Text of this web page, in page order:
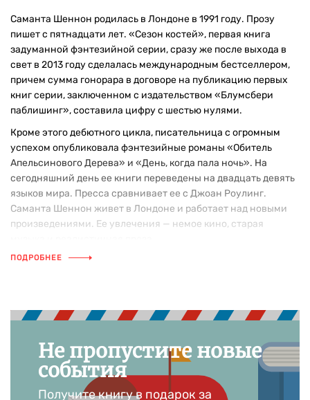
Саманта Шеннон родилась в Лондоне в 1991 году. Прозу
пишет с пятнадцати лет. «Сезон костей», первая книга
задуманной фэнтезийной серии, сразу же после выхода в
свет в 2013 году сделалась международным бестселлером,
причем сумма гонорара в договоре на публикацию первых
книг серии, заключенном с издательством «Блумсбери
паблишинг», составила цифру с шестью нулями.
Кроме этого дебютного цикла, писательница с огромным
успехом опубликовала фэнтезийные романы «Обитель
Апельсинового Дерева» и «День, когда пала ночь». На
сегодняшний день ее книги переведены на двадцать девять
языков мира. Пресса сравнивает ее с Джоан Роулинг.
Саманта Шеннон живет в Лондоне и работает над новыми
произведениями. Ее увлечения — немое кино, старая
ПОДРОБНЕЕ
Не пропустите новые
события
Получите книгу в подарок за